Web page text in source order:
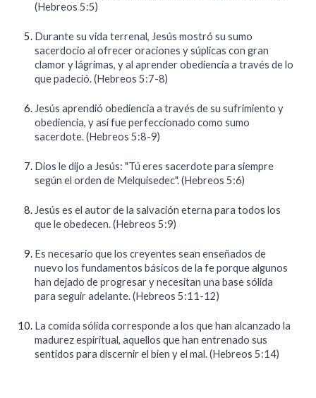
(Hebreos 5:5)
Durante su vida terrenal, Jesús mostró su sumo
sacerdocio al ofrecer oraciones y súplicas con gran
clamor y lágrimas, y al aprender obediencia a través de lo
que padeció. (Hebreos 5:7-8)
Jesús aprendió obediencia a través de su sufrimiento y
obediencia, y así fue perfeccionado como sumo
sacerdote. (Hebreos 5:8-9)
Dios le dijo a Jesús: "Tú eres sacerdote para siempre
según el orden de Melquisedec". (Hebreos 5:6)
Jesús es el autor de la salvación eterna para todos los
que le obedecen. (Hebreos 5:9)
Es necesario que los creyentes sean enseñados de
nuevo los fundamentos básicos de la fe porque algunos
han dejado de progresar y necesitan una base sólida
para seguir adelante. (Hebreos 5:11-12)
La comida sólida corresponde a los que han alcanzado la
madurez espiritual, aquellos que han entrenado sus
sentidos para discernir el bien y el mal. (Hebreos 5:14)